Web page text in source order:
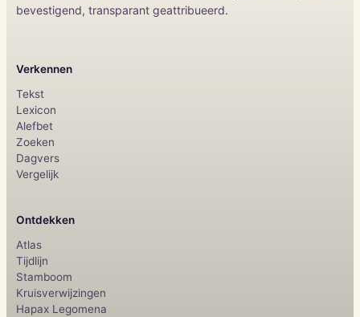
bevestigend, transparant geattribueerd.
Verkennen
Tekst
Lexicon
Alefbet
Zoeken
Dagvers
Vergelijk
Ontdekken
Atlas
Tijdlijn
Stamboom
Kruisverwijzingen
Hapax Legomena